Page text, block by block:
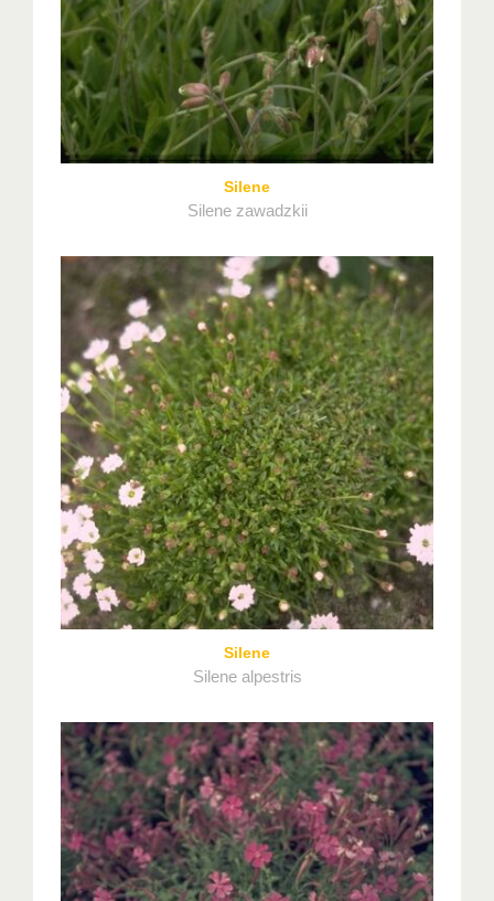
Silene
Silene zawadzkii
Silene
Silene alpestris